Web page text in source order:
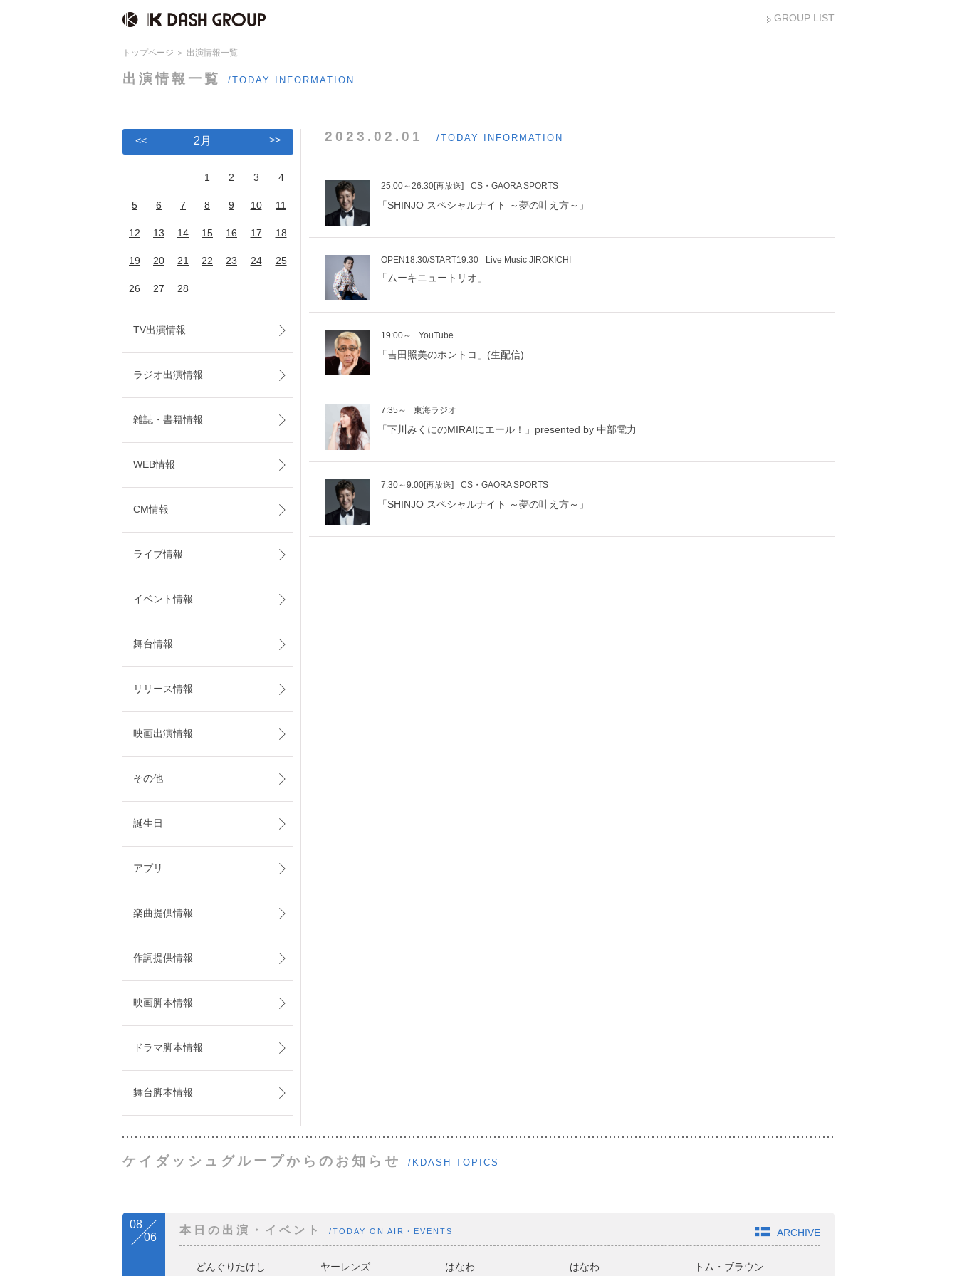
GROUP LIST
トップページ 出演情報一覧
出演情報一覧 /TODAY INFORMATION
2023.02.01 /TODAY INFORMATION
25:00～26:30[再放送] CS・GAORA SPORTS
「SHINJO スペシャルナイト ～夢の叶え方～」
OPEN18:30/START19:30 Live Music JIROKICHI
「ムーキニュートリオ」
19:00～ YouTube
「吉田照美のホントコ」(生配信)
7:35～ 東海ラジオ
「下川みくにのMIRAIにエール！」presented by 中部電力
7:30～9:00[再放送] CS・GAORA SPORTS
「SHINJO スペシャルナイト ～夢の叶え方～」
<< 2月 >>
1 2 3 4
5 6 7 8 9 10 11
12 13 14 15 16 17 18
19 20 21 22 23 24 25
26 27 28
TV出演情報
ラジオ出演情報
雑誌・書籍情報
WEB情報
CM情報
ライブ情報
イベント情報
舞台情報
リリース情報
映画出演情報
その他
誕生日
アプリ
楽曲提供情報
作詞提供情報
映画脚本情報
ドラマ脚本情報
舞台脚本情報
ケイダッシュグループからのお知らせ /KDASH TOPICS
08
06
本日の出演・イベント /TODAY ON AIR・EVENTS
どんぐりたけし ヤーレンズ はなわ はなわ トム・ブラウン
ARCHIVE